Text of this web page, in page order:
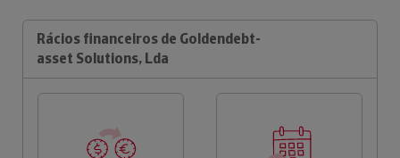
Rácios financeiros de Goldendebt-
asset Solutions, Lda